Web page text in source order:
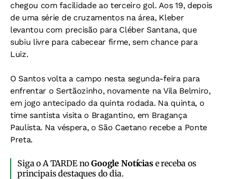
chegou com facilidade ao terceiro gol. Aos 19, depois
de uma série de cruzamentos na área, Kleber
levantou com precisão para Cléber Santana, que
subiu livre para cabecear firme, sem chance para
Luiz.
O Santos volta a campo nesta segunda-feira para
enfrentar o Sertãozinho, novamente na Vila Belmiro,
em jogo antecipado da quinta rodada. Na quinta, o
time santista visita o Bragantino, em Bragança
Paulista. Na véspera, o São Caetano recebe a Ponte
Preta.
Siga o A TARDE noGoogle Notíciase receba os
principais destaques do dia.